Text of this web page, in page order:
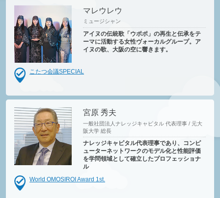
マレウレウ
ミュージシャン
アイヌの伝統歌「ウポポ」の再生と伝承をテ
ーマに活動する女性ヴォーカルグループ。ア
イヌの歌、大阪の空に響きます。
こたつ会議SPECIAL
宮原 秀夫
一般社団法人ナレッジキャピタル 代表理事 / 元大
阪大学 総長
ナレッジキャピタル代表理事であり、コンピ
ューターネットワークのモデル化と性能評価
を学問領域として確立したプロフェッショナ
ル
World OMOSIROI Award 1st.